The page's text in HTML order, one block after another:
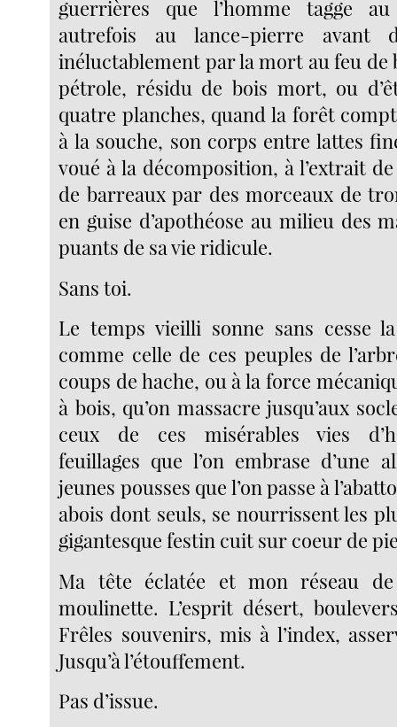
guerrières que l’homme tagge
autrefois au lance-pierre avant
inéluctablement par la mort au feu de
pétrole, résidu de bois mort, ou
quatre planches, quand la forêt
à la souche, son corps entre lattes
voué à la décomposition, à l’extrait
de barreaux par des morceaux de
en guise d’apothéose au milieu des
puants de sa vie ridicule.
Sans toi.
Le temps vieilli sonne sans cesse
comme celle de ces peuples de
coups de hache, ou à la force
à bois, qu’on massacre jusqu’aux
ceux de ces misérables vies
feuillages que l’on embrase d’une
jeunes pousses que l’on passe à
abois dont seuls, se nourrissent les
gigantesque festin cuit sur coeur de
Ma tête éclatée et mon réseau
moulinette. L’esprit désert,
Frêles souvenirs, mis à l’index,
Jusqu’à l’étouffement.
Pas d’issue.